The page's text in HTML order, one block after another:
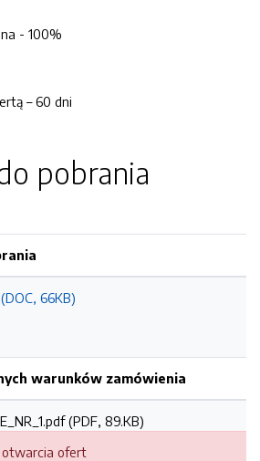
- 100%
– 60 dni
pobrania
66KB)
warunków zamówienia
(PDF, 89.KB)
otwarcia ofert